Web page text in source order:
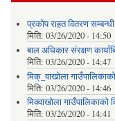
प्रकोप राहत वितरण
मिति: 03/26/2020 - 14:50
बाल अधिकार संरक्षण
मिति: 03/26/2020 - 14:47
मिक्_वाखोला गाउँपालिकाको
मिति: 03/26/2020 - 14:46
मिक्वाखोला
मिति: 03/26/2020 - 14:41